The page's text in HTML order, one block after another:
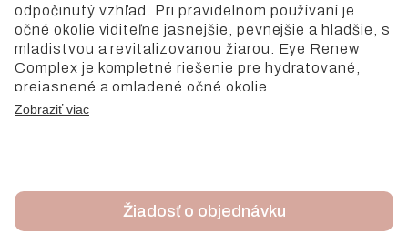
odpočinutý vzhľad. Pri pravidelnom používaní je
očné okolie viditeľne jasnejšie, pevnejšie a hladšie, s
mladistvou a revitalizovanou žiarou. Eye Renew
Complex je kompletné riešenie pre hydratované,
prejasnené a omladené očné okolie.
Objem: 15 ml
Zobraziť viac
Žiadosť o objednávku